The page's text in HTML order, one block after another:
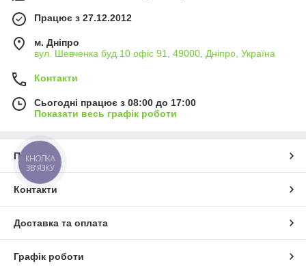
Працює з 27.12.2012
м. Дніпро
вул. Шевченка буд.10 офіс 91, 49000, Дніпро, Україна
Контакти
Сьогодні працює з 08:00 до 17:00
Показати весь графік роботи
Про нас
Контакти
Доставка та оплата
Графік роботи
КНОПКА
ЗВ'ЯЗКУ